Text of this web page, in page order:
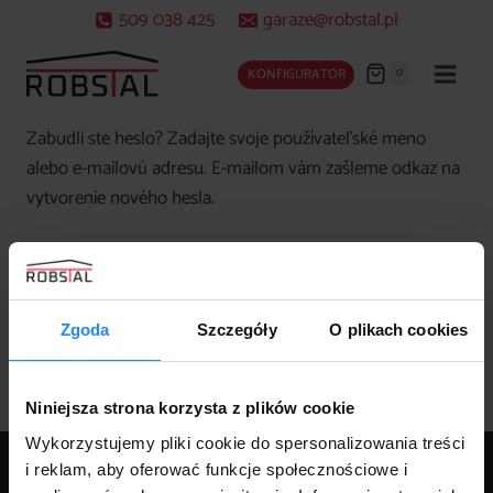
Zgoda Szczegóły O plikach cookies
Niniejsza strona korzysta z plików cookie
Wykorzystujemy pliki cookie do spersonalizowania treści
i reklam, aby oferować funkcje społecznościowe i
content
509 038 425 garaze@robstal.pl
KONFIGURATOR 0
Zabudli ste heslo? Zadajte svoje používateľské meno
alebo e-mailovú adresu. E-mailom vám zašleme odkaz na
vytvorenie nového hesla.
Používateľské meno alebo e-mailová adresa
o
n
KONTAKT: